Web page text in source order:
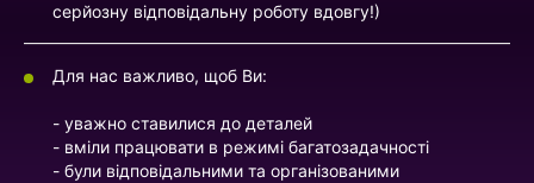
серйозну відповідальну роботу вдовгу!)
Для нас важливо, щоб Ви:
- уважно ставилися до деталей
- вміли працювати в режимі багатозадачності
- були відповідальними та організованими